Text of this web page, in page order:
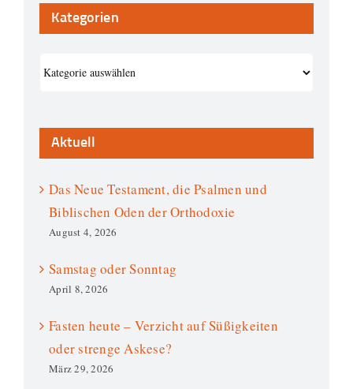
Kategorien
Aktuell
Das Neue Testament, die Psalmen und
Biblischen Oden der Orthodoxie
August 4, 2026
Samstag oder Sonntag
April 8, 2026
Fasten heute – Verzicht auf Süßigkeiten
oder strenge Askese?
März 29, 2026